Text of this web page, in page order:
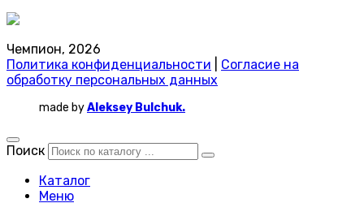
Чемпион, 2026
Политика конфиденциальности
Согласие на
обработку персональных данных
made byAleksey Bulchuk.
Поиск
Каталог
Меню